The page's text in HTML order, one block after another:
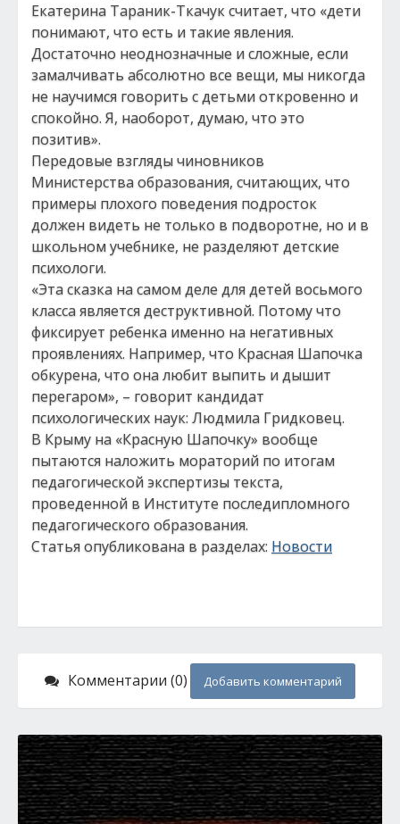
Екатерина Тараник-Ткачук считает, что «дети
понимают, что есть и такие явления.
Достаточно неоднозначные и сложные, если
замалчивать абсолютно все вещи, мы никогда
не научимся говорить с детьми откровенно и
спокойно. Я, наоборот, думаю, что это
позитив».
Передовые взгляды чиновников
Министерства образования, считающих, что
примеры плохого поведения подросток
должен видеть не только в подворотне, но и в
школьном учебнике, не разделяют детские
психологи.
«Эта сказка на самом деле для детей восьмого
класса является деструктивной. Потому что
фиксирует ребенка именно на негативных
проявлениях. Например, что Красная Шапочка
обкурена, что она любит выпить и дышит
перегаром», – говорит кандидат
психологических наук: Людмила Гридковец.
В Крыму на «Красную Шапочку» вообще
пытаются наложить мораторий по итогам
педагогической экспертизы текста,
проведенной в Институте последипломного
педагогического образования.
Статья опубликована в разделах: Новости
Комментарии (0) Добавить комментарий